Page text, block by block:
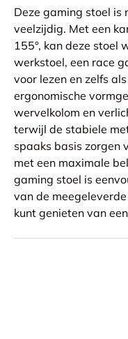
Deze gaming stoel is
veelzijdig. Met een
155°, kan deze stoel
werkstoel, een race
voor lezen en zelfs
ergonomische
wervelkolom en
terwijl de stabiele
spaaks basis zorgen
met een maximale
gaming stoel is
van de
kunt genieten van